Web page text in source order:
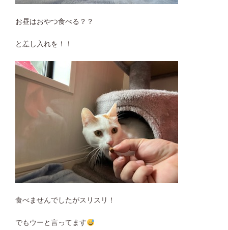
お昼はおやつ食べる？？
と差し入れを！！
食べませんでしたがスリスリ！
でもウーと言ってます